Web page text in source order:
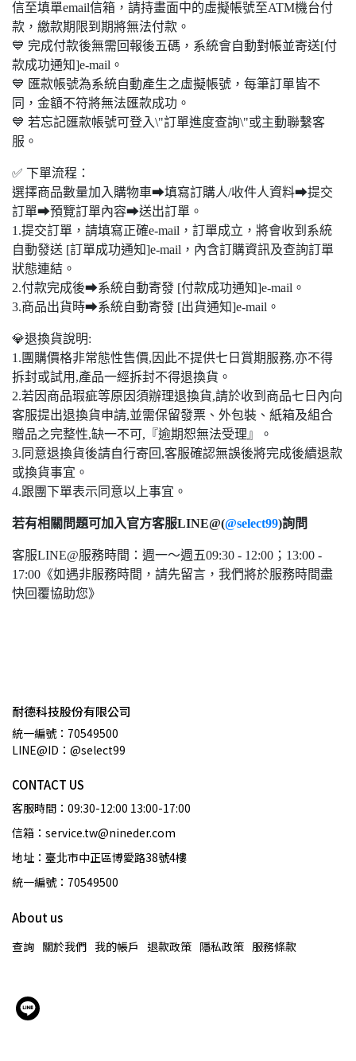
信至填單email信箱，請持畫面中的虛擬帳號至ATM機台付
款，繳款期限到期將無法付款。
💙 完成付款後無需回報後五碼，系統會自動對帳並寄送[付
款成功通知]e-mail。
💙 匯款帳號為系統自動產生之虛擬帳號，每筆訂單皆不
同，金額不符將無法匯款成功。
💙 若忘記匯款帳號可登入\"訂單進度查詢\"或主動聯繫客
服。
✅ 下單流程：
選擇商品數量加入購物車➡填寫訂購人/收件人資料➡提交
訂單➡預覽訂單內容➡送出訂單。
1.提交訂單，請填寫正確e-mail，訂單成立，將會收到系統
自動發送 [訂單成功通知]e-mail，內含訂購資訊及查詢訂單
狀態連結。
2.付款完成後➡系統自動寄發 [付款成功通知]e-mail。
3.商品出貨時➡系統自動寄發 [出貨通知]e-mail。
💎退換貨說明:
1.團購價格非常態性售價,因此不提供七日賞期服務,亦不得
拆封或試用,產品一經拆封不得退換貨。
2.若因商品瑕疵等原因須辦理退換貨,請於收到商品七日內向
客服提出退換貨申請,並需保留發票、外包裝、紙箱及組合
贈品之完整性,缺一不可,『逾期恕無法受理』。
3.同意退換貨後請自行寄回,客服確認無誤後將完成後續退款
或換貨事宜。
4.跟團下單表示同意以上事宜。
若有相關問題可加入官方客服LINE@(@select99)詢問
客服LINE@服務時間：週一～週五09:30 - 12:00；13:00 -
17:00《如遇非服務時間，請先留言，我們將於服務時間盡
快回覆協助您》
耐德科技股份有限公司
統一編號：70549500
LINE@ID：@select99
CONTACT US
客服時間：09:30-12:00 13:00-17:00
信箱：service.tw@nineder.com
地址：臺北市中正區博愛路38號4樓
統一編號：70549500
About us
查詢 關於我們 我的帳戶 退款政策 隱私政策 服務條款